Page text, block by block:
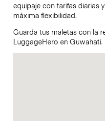
equipaje con tarifas diarias
máxima flexibilidad.
Guarda tus maletas con la
LuggageHero en Guwahati.